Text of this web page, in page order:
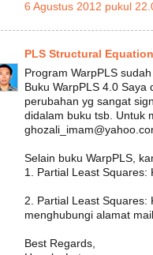
6 Agustus 2012 pukul
PLS Structural
Program WarpPLS
Buku WarpPLS 4.0
perubahan yg sangat
didalam buku tsb. Untuk
Selain buku WarpPLS,
1. Partial Least Squares:
2. Partial Least Squares:
menghubungi alamat
Best Regards,